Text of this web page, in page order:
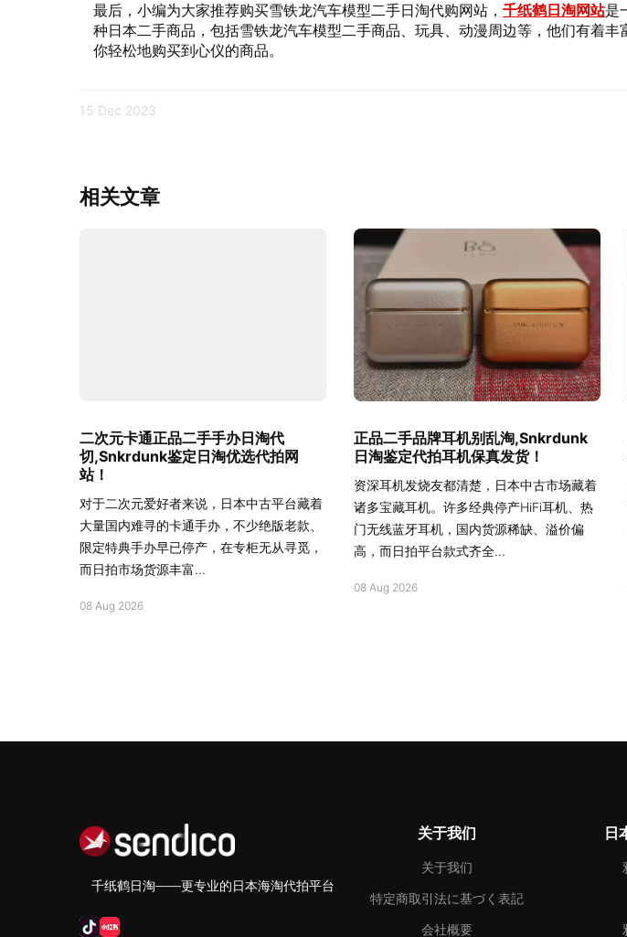
最后，小编为大家推荐购买雪铁龙汽车模型二手日淘代购网站， 千纸鹤日淘网站是
种日本二手商品，包括雪铁龙汽车模型二手商品、玩具、动漫周边等，他们有着
你轻松地购买到心仪的商品。
15 Dec 2023
相关文章
二次元卡通正品二手手办日淘代
切,Snkrdunk鉴定日淘优选代拍网
站！
对于二次元爱好者来说，日本中古平台藏着
大量国内难寻的卡通手办，不少绝版老款、
限定特典手办早已停产，在专柜无从寻觅，
而日拍市场货源丰富...
08 Aug 2026
正品二手品牌耳机别乱淘,Snkrdunk
日淘鉴定代拍耳机保真发货！
资深耳机发烧友都清楚，日本中古市场藏着
诸多宝藏耳机。许多经典停产HiFi耳机、热
门无线蓝牙耳机，国内货源稀缺、溢价偏
高，而日拍平台款式齐全...
08 Aug 2026
千纸鹤日淘——更专业的日本海淘代拍平台
关于我们
关于我们
特定商取引法に基づく表記
会社概要
日